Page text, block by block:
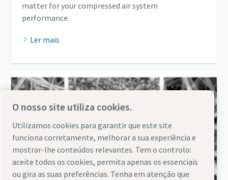
matter for your compressed air system
performance.
Ler mais
O nosso site utiliza cookies.
Utilizamos cookies para garantir que este site
funciona corretamente, melhorar a sua experiência e
mostrar-lhe conteúdos relevantes. Tem o controlo:
aceite todos os cookies, permita apenas os essenciais
ou gira as suas preferências. Tenha em atenção que